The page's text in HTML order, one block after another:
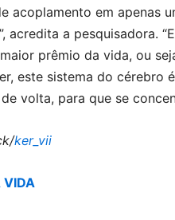
acoplamento em apenas
acredita a pesquisadora.
prêmio da vida, ou
este sistema do
volta, para que se
ker_vii
VIDA